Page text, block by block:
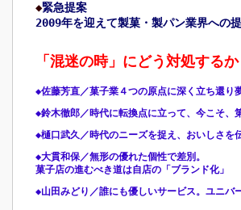
◆緊急提案
2009年を迎えて製菓・製パン業界への提
「混迷の時」にどう対処する
◆佐藤芳直／菓子業４つの原点に深く立ち還り
◆鈴木徹郎／時代に転換点に立って、今こそ、
◆樋口武久／時代のニーズを捉え、おいしさを
◆大貫和保／無形の優れた個性で差別。
菓子店の進むべき道は自店の「ブランド化」
◆山田みどり／誰にも優しいサービス。ユニバ